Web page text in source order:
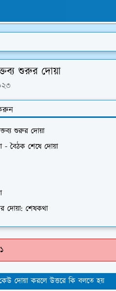
শুরুর দোয়া
শুরুর দোয়া
- বৈঠক শেষে দোয়া
দোয়া: শেষকথা
দোয়া করলে উত্তরে কি বলতে হয়